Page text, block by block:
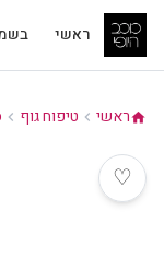
ראשי
homeראשי chevron_left טיפוח גוף chevron_left
♡